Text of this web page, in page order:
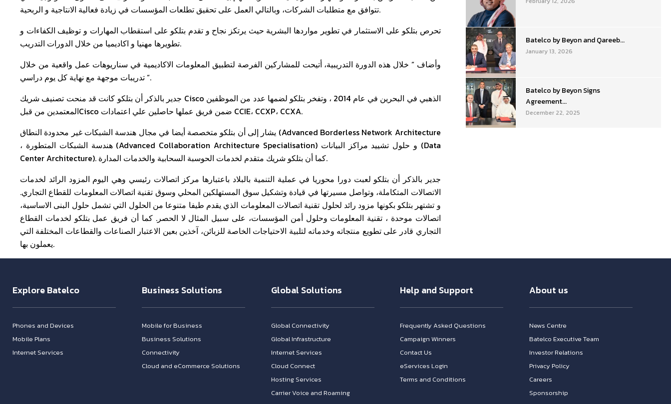
تتوافق مع متطلبات الشركات، وبالتالي العمل على تحقيق تطلعات المؤسسات في زيادة فعالية الانتاجية و الربحية.
تحرص بتلكو على الاستثمار في تطوير مواردها البشرية حيث يرتكز نجاح و تقدم بتلكو على استقطاب المهارات و توظيف الكفاءات و
تطويرها مهنيا و اكاديميا من خلال الدورات التدريب.
وأضاف ” خلال هذه الدورة التدريبية، أتيحت للمشاركين الفرصة لتطبيق المعلومات الاكاديمية في سناريوهات عمل واقعية من خلال
تدريبات موجهة مع نهاية كل يوم دراسي “.
جدير بالذكر أن بتلكو كانت قد منحت تصنيف شريك Cisco الذهبي في البحرين في عام 2014 ، وتفخر بتلكو لضمها عدد من الموظفين
المعتمدين من قبلCisco ضمن فريق عملها حاصلين علي اعتمادات CCIE، CCXP، CCXA.
يشار إلى أن بتلكو متخصصة أيضا في مجال هندسة الشبكات غير محدودة النطاق (Advanced Borderless Network Architecture
، هندسة الشبكات المتطورة (Advanced Collaboration Architecture Specialisation) و حلول تشييد مراكز البيانات (Data
Center Architecture). كما أن بتلكو شريك متقدم لخدمات الحوسبة السحابية والخدمات المدارة.
جدير بالذكر أن بتلكو لعبت دورا محوريا في عملية التنمية بالبلاد باعتبارها مركز اتصالات رئيسي وهي اليوم المزود الرائد لخدمات
الاتصالات المتكاملة، وتواصل مسيرتها في قيادة وتشكيل سوق المستهلكين المحلي وسوق تقنية اتصالات المعلومات للقطاع التجاري.
و تشتهر بتلكو بكونها مزود رائد لحلول تقنية اتصالات المعلومات الذي يقدم طيفا متنوعا من الحلول التي تشمل حلول البنى الاساسية،
اتصالات موحدة ، تقنية المعلومات وحلول أمن المؤسسات، على سبيل المثال لا الحصر. كما أن فريق عمل بتلكو لخدمات القطاع
التجاري قادر على تطويع منتجاته وخدماته لتلبية الاحتياجات الخاصة للزبائن، آخذين بعين الاعتبار الصناعات والقطاعات المختلفة التي
يعملون بها.
Batelco by Beyon and Qareeb...
January 13, 2026
Batelco by Beyon Signs
Agreement...
December 22, 2025
Explore Batelco
Phones and Devices
Mobile Plans
Internet Services
Business Solutions
Mobile for Business
Business Solutions
Connectivity
Cloud and eCommerce Solutions
Global Solutions
Global Connectivity
Global Infrastructure
Internet Services
Cloud Connect
Hosting Services
Carrier Voice and Roaming
Help and Support
Frequently Asked Questions
Campaign Winners
Contact Us
eServices Login
Terms and Conditions
About us
News Centre
Batelco Executive Team
Investor Relations
Privacy Policy
Careers
Sponsorship